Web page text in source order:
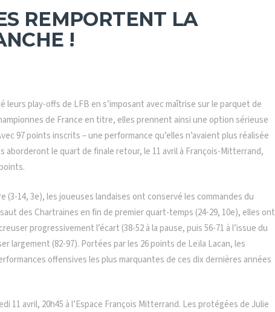
REMPORTENT LA
!
leurs play-offs de LFB en s’imposant avec maîtrise sur le parquet de
de France en titre, elles prennent ainsi une option sérieuse
97 points inscrits – une performance qu’elles n’avaient plus réalisée
aborderont le quart de finale retour, le 11 avril à François-Mitterrand,
14, 3e), les joueuses landaises ont conservé les commandes du
des Chartraines en fin de premier quart-temps (24-29, 10e), elles ont
progressivement l’écart (38-52 à la pause, puis 56-71 à l’issue du
largement (82-97). Portées par les 26 points de Leïla Lacan, les
offensives les plus marquantes de ces dix dernières années
11 avril, 20h45 à l’Espace François Mitterrand. Les protégées de Julie